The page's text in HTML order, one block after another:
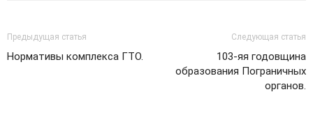
Предыдущая статья
Нормативы комплекса ГТО.
Следующая статья
103-яя годовщина
образования Пограничных
органов.